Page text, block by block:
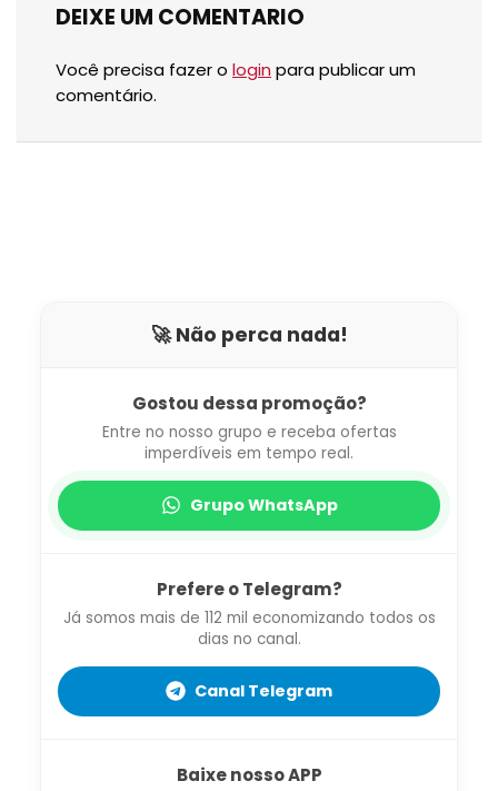
DEIXE UM COMENTARIO
Você precisa fazer o login para publicar um
comentário.
🚀 Não perca nada!
Gostou dessa promoção?
Entre no nosso grupo e receba ofertas
imperdíveis em tempo real.
Grupo WhatsApp
Prefere o Telegram?
Já somos mais de 112 mil economizando todos os
dias no canal.
Canal Telegram
Baixe nosso APP